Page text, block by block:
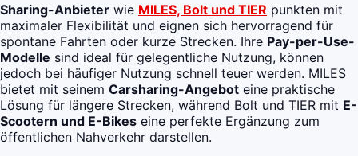
Sharing-Anbieter wie MILES, Bolt und TIER punkten mit
maximaler Flexibilität und eignen sich hervorragend für
spontane Fahrten oder kurze Strecken. Ihre Pay-per-Use-
Modelle sind ideal für gelegentliche Nutzung, können
jedoch bei häufiger Nutzung schnell teuer werden. MILES
bietet mit seinem Carsharing-Angebot eine praktische
Lösung für längere Strecken, während Bolt und TIER mit E-
Scootern und E-Bikes eine perfekte Ergänzung zum
öffentlichen Nahverkehr darstellen.